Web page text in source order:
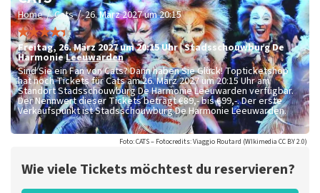
Home / Cats / 26. März 2027 um 20:15
Freitag, 26. März 2027 um 20:15Uhr|Stadsschouwburg De
HarmonieLeeuwarden
Sind Sie ein Fan von Cats? Dann haben Sie Glück! Topticketshop
hat noch Tickets für Cats am 26. März 2027 um 20:15 Uhr am
Standort Stadsschouwburg De Harmonie Leeuwarden verfügbar.
Der Nennwert dieser Tickets beträgt€89,- bis €99,-. Der erste
Verkaufspunkt ist Stadsschouwburg De Harmonie Leeuwarden.
Foto: CATS – Fotocredits: Viaggio Routard (WIkimedia CC BY 2.0)
Wie viele Tickets möchtest du reservieren?